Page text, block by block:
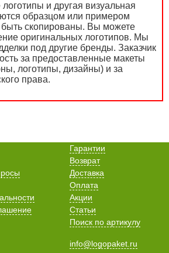
и другая визуальная
образцом или примером
быть скопированы. Вы можете
оригинальных логотипов. Мы
под другие бренды. Заказчик
за предоставленные макеты
логотипы, дизайны) и за
права.
Гарантии
Возврат
Доставка
Оплата
Акции
Статьи
Поиск по артикулу
info@logopaket.ru